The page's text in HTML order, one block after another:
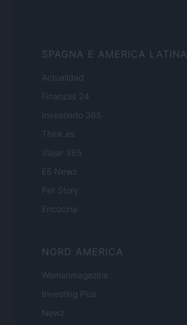
SPAGNA E AMERICA LATINA
Actualidad
Finanzas 24
Investindo 365
Think.es
Viajar 365
ES Newz
Pet Story
Encocina
NORD AMERICA
Womanmagazine
Investing Plus
Newz